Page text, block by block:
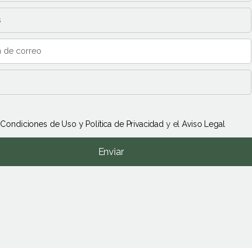
Condiciones de Uso y Política de Privacidad y elAviso Legal
Enviar